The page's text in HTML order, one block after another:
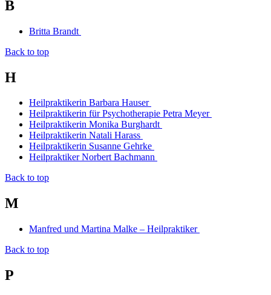
B
Britta Brandt
Back to top
H
Heilpraktikerin Barbara Hauser
Heilpraktikerin für Psychotherapie Petra Meyer
Heilpraktikerin Monika Burghardt
Heilpraktikerin Natali Harass
Heilpraktikerin Susanne Gehrke
Heilpraktiker Norbert Bachmann
Back to top
M
Manfred und Martina Malke – Heilpraktiker
Back to top
P